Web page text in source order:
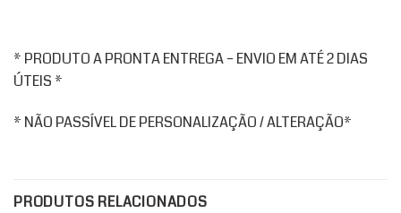
* PRODUTO A PRONTA ENTREGA – ENVIO EM ATÉ 2 DIAS
ÚTEIS *
* NÃO PASSÍVEL DE PERSONALIZAÇÃO / ALTERAÇÃO*
PRODUTOS RELACIONADOS